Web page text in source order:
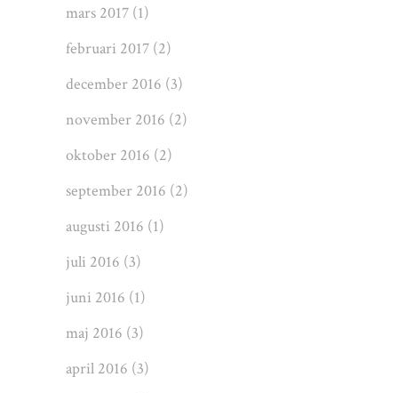
mars 2017 (1)
februari 2017 (2)
december 2016 (3)
november 2016 (2)
oktober 2016 (2)
september 2016 (2)
augusti 2016 (1)
juli 2016 (3)
juni 2016 (1)
maj 2016 (3)
april 2016 (3)